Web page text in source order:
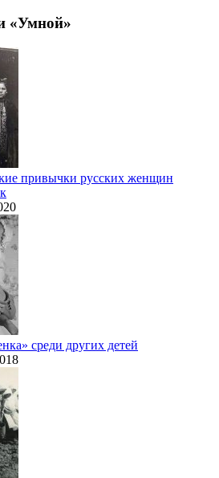
«Умной»
привычки русских женщин
среди других детей